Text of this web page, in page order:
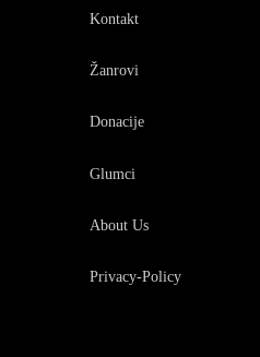
Kontakt
Žanrovi
Donacije
Glumci
About Us
Privacy-Policy